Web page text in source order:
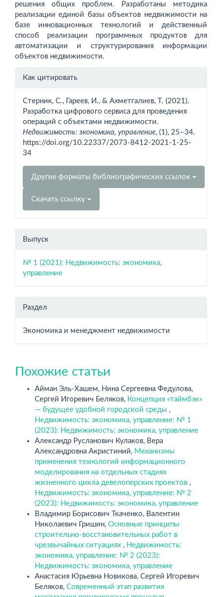
решения общих проблем. Разработаны методика
реализации единой базы объектов недвижимости на
базе инновационных технологий и действенный
способ реализации программных продуктов для
автоматизации и структурирования информации
объектов недвижимости.
Информация
Как цитировать
Стерник, С., Гареев, И., & Ахметгалиев, Т. (2021).
Разработка цифрового сервиса для проведения
операций с объектами недвижимости.
Недвижимость: экономика, управление, (1), 25–34.
https://doi.org/10.22337/2073-8412-2021-1-25-
34
Другие форматы библиографических ссылок
Скачать ссылку
Выпуск
№ 1 (2021): Недвижимость: экономика,
управление
Раздел
Экономика и менеджмент недвижимости
Похожие статьи
Айман Эль-Хашем, Нина Сергеевна Федулова,
Сергей Игоревич Беляков, Концепция «таймбэк»
— будущее удобной городской среды ,
Недвижимость: экономика, управление: № 1
(2023): Недвижимость: экономика, управление
Александр Русланович Кулаков, Вера
Александровна Акристиний, Механизмы
применения технологий информационного
моделирования на отдельных стадиях
жизненного цикла девелоперских проектов ,
Недвижимость: экономика, управление: № 2
(2023): Недвижимость: экономика, управление
Владимир Борисович Ткаченко, Валентин
Николаевич Гришин, Основные принципы
строительно-восстановительных работ в
чрезвычайных ситуациях , Недвижимость:
экономика, управление: № 2 (2023):
Недвижимость: экономика, управление
Анастасия Юрьевна Новикова, Сергей Игоревич
Беляков, Современный этап развития